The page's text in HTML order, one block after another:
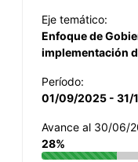
Eje temático:
Enfoque de
implementación
Período:
01/09/2025 - 31/
Avance al 30/06/
28%